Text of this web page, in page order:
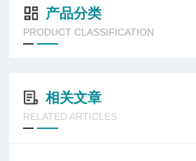
产品分类
PRODUCT CLASSIFICATION
相关文章
RELATED ARTICLES